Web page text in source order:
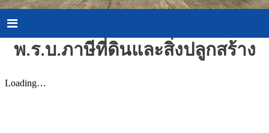
Menu
พ.ร.บ.ภาษีที่ดินและสิ่งปลูกสร้าง